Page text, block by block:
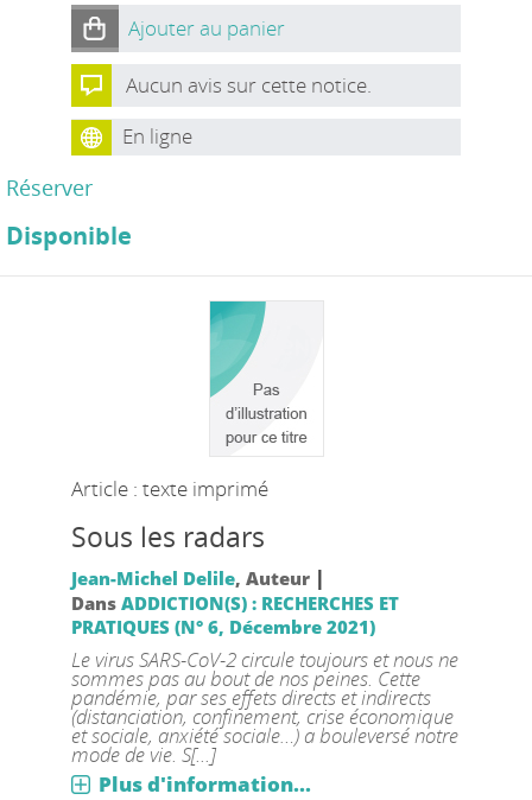
Ajouter au panier
Aucun avis sur cette notice.
En ligne
Réserver
Disponible
Article : texte imprimé
Sous les radars
Jean-Michel Delile, Auteur |
Dans ADDICTION(S) : RECHERCHES ET
PRATIQUES (N° 6, Décembre 2021)
Le virus SARS-CoV-2 circule toujours et nous ne
sommes pas au bout de nos peines. Cette
pandémie, par ses effets directs et indirects
(distanciation, confinement, crise économique
et sociale, anxiété sociale…) a bouleversé notre
mode de vie. S[...]
Plus d'information...